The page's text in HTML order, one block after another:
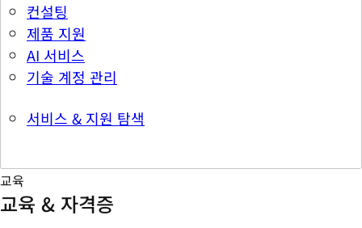
컨설팅
제품 지원
AI 서비스
기술 계정 관리
서비스 & 지원 탐색
교육
교육 & 자격증